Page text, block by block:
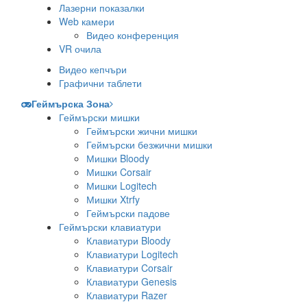
Лазерни показалки
Web камери
Видео конференция
VR очила
Видео кепчъри
Графични таблети
Геймърска Зона
Геймърски мишки
Геймърски жични мишки
Геймърски безжични мишки
Мишки Bloody
Мишки Corsair
Мишки Logitech
Мишки Xtrfy
Геймърски падове
Геймърски клавиатури
Клавиатури Bloody
Клавиатури Logitech
Клавиатури Corsair
Клавиатури Genesis
Клавиатури Razer